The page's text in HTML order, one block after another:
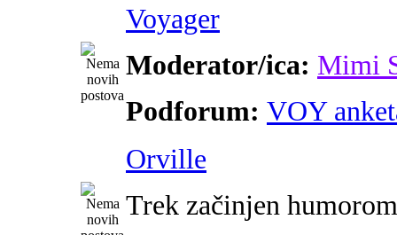
Voyager
Moderator/ica: Mimi
Podforum: VOY
Orville
Trek začinjen humorom